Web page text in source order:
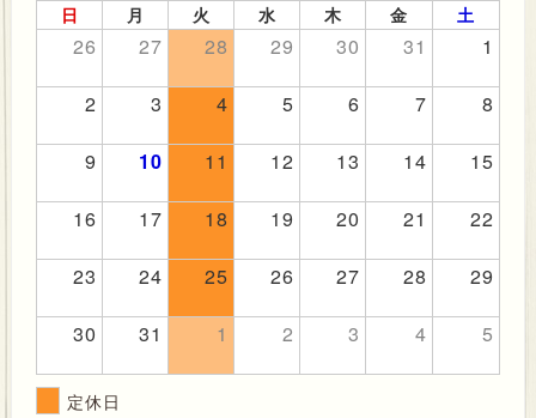
日 月 火 水 木 金 土
26 27 28 29 30 31 1
2 3 4 5 6 7 8
9 10 11 12 13 14 15
16 17 18 19 20 21 22
23 24 25 26 27 28 29
30 31 1 2 3 4 5
定休日